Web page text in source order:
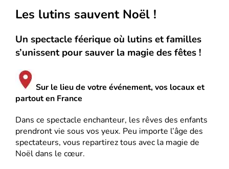
Les lutins sauvent Noël !
Un spectacle féerique où lutins et familles
s’unissent pour sauver la magie des fêtes !
Sur le lieu de votre événement, vos locaux et
partout en France
Dans ce spectacle enchanteur, les rêves des enfants
prendront vie sous vos yeux. Peu importe l’âge des
spectateurs, vous repartirez tous avec la magie de
Noël dans le cœur.